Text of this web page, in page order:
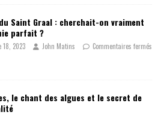
Saint Graal : cherchait-on vraiment
parfait ?
18, 2023 John Matins Commentaires fermés
le chant des algues et le secret de